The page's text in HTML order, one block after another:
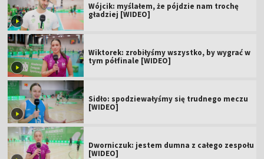
Wójcik: myślałem, że pójdzie nam trochę
gładziej [WIDEO]
Wiktorek: zrobiłyśmy wszystko, by wygrać w
tym półfinale [WIDEO]
Sidło: spodziewałyśmy się trudnego meczu
[WIDEO]
Dworniczuk: jestem dumna z całego zespołu
[WIDEO]